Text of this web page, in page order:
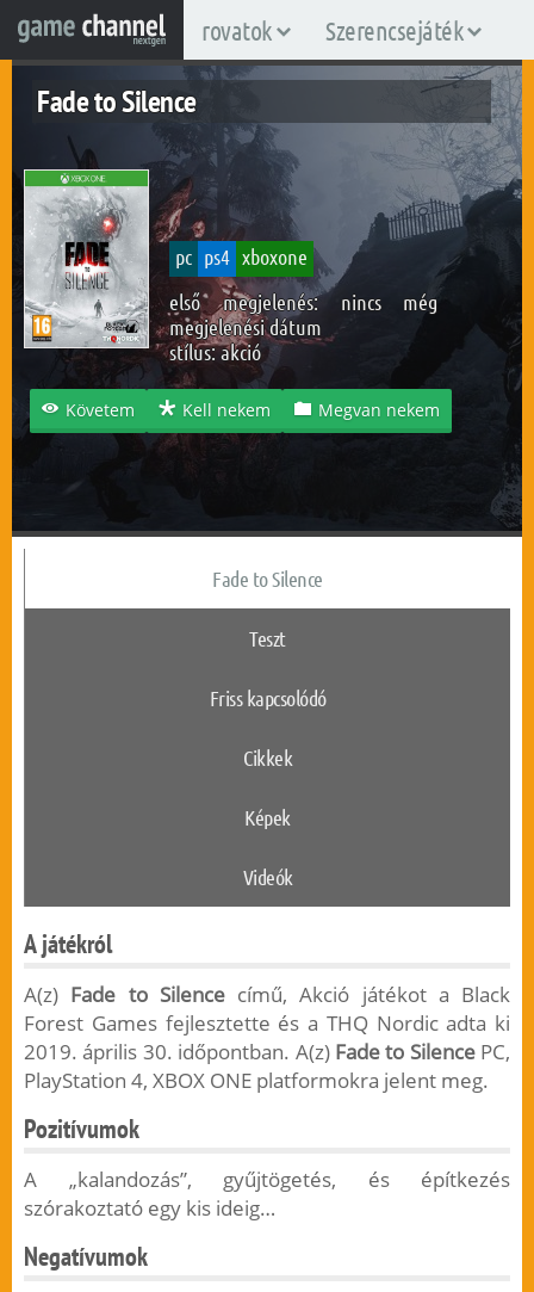
rovatok Szerencsejáték
Fade to Silence
pc ps4 xboxone
első megjelenés: nincs még
megjelenési dátum
stílus:akció
Követem Kell nekem Megvan nekem
Fade to Silence
Teszt
Friss kapcsolódó
Cikkek
Képek
Videók
A játékról
A(z) Fade to Silencecímű, Akció játékot a Black
Forest Games fejlesztette és a THQ Nordic adta ki
2019. április 30. időpontban. A(z) Fade to SilencePC,
PlayStation 4, XBOX ONE platformokra jelent meg.
Pozitívumok
A „kalandozás”, gyűjtögetés, és építkezés
szórakoztató egy kis ideig…
Negatívumok